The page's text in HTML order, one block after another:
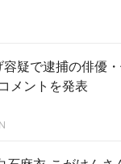
容疑で逮捕の俳優
メントを発表